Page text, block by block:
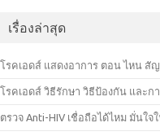
เรื่องล่าสุด
โรคเอดส์ แสดงอาการ ตอน ไหน
โรคเอดส์ วิธีรักษา วิธีป้องกัน และก
ตรวจ Anti-HIV เชื่อถือได้ไหม มั่น